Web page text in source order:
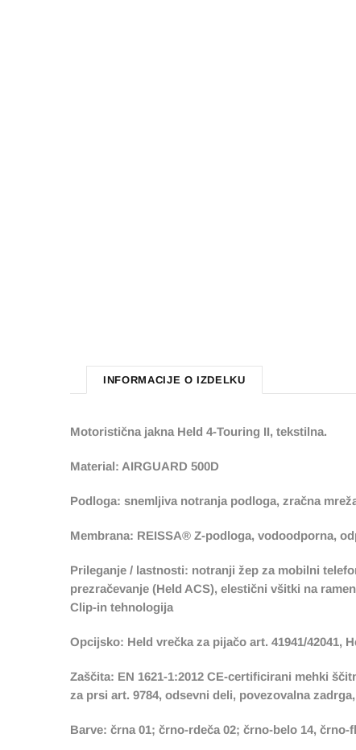
INFORMACIJE O IZDELKU
Motoristična jakna Held 4-Touring II, tekstilna.
Material: AIRGUARD 500D
Podloga: snemljiva notranja podloga, zračna
Membrana: REISSA® Z-podloga, vodoodporna,
Prileganje / lastnosti: notranji žep za mobilni
prezračevanje (Held ACS), elestični všitki na
Clip-in tehnologija
Opcijsko: Held vrečka za pijačo art. 41941/42041,
Zaščita: EN 1621-1:2012 CE-certificirani mehki
za prsi art. 9784, odsevni deli, povezovalna
Barve: črna 01; črno-rdeča 02; črno-belo 14, črno-